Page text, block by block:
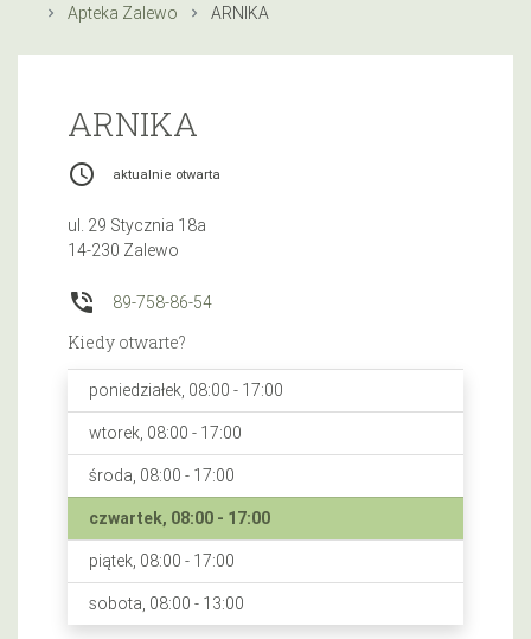
Apteka Zalewo
ARNIKA
ARNIKA
access_time aktualnie otwarta
ul. 29 Stycznia 18a
14-230 Zalewo
phone_in_talk 89-758-86-54
Kiedy otwarte?
poniedziałek, 08:00 - 17:00
wtorek, 08:00 - 17:00
środa, 08:00 - 17:00
czwartek, 08:00 - 17:00
piątek, 08:00 - 17:00
sobota, 08:00 - 13:00